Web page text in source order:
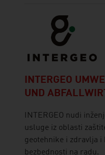
INTERGEO
UND
INTERGEO nudi
usluge iz oblasti
geotehnike i zdravlja i
bezbednosti na radu.